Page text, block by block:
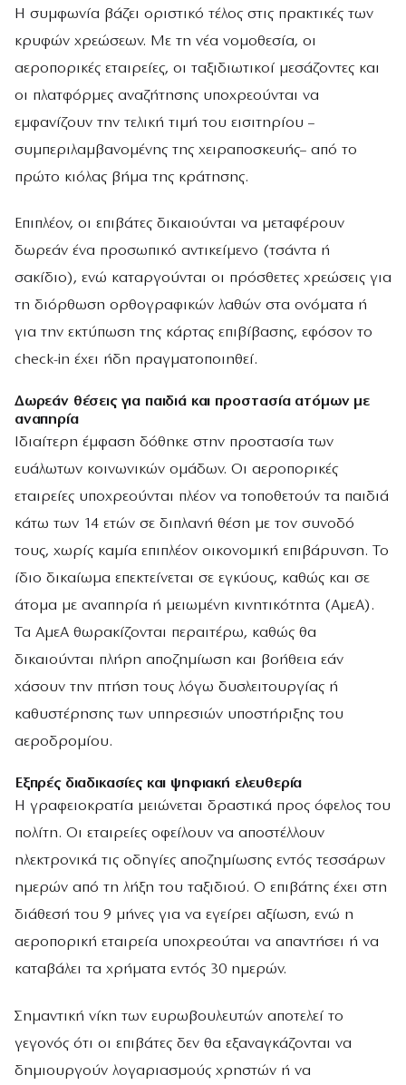
Η συμφωνία βάζει οριστικό τέλος στις πρακτικές των
κρυφών χρεώσεων. Με τη νέα νομοθεσία, οι
αεροπορικές εταιρείες, οι ταξιδιωτικοί μεσάζοντες και
οι πλατφόρμες αναζήτησης υποχρεούνται να
εμφανίζουν την τελική τιμή του εισιτηρίου –
συμπεριλαμβανομένης της χειραποσκευής– από το
πρώτο κιόλας βήμα της κράτησης.
Επιπλέον, οι επιβάτες δικαιούνται να μεταφέρουν
δωρεάν ένα προσωπικό αντικείμενο (τσάντα ή
σακίδιο), ενώ καταργούνται οι πρόσθετες χρεώσεις για
τη διόρθωση ορθογραφικών λαθών στα ονόματα ή
για την εκτύπωση της κάρτας επιβίβασης, εφόσον το
check-in έχει ήδη πραγματοποιηθεί.
Δωρεάν θέσεις για παιδιά και προστασία ατόμων με
αναπηρία
Ιδιαίτερη έμφαση δόθηκε στην προστασία των
ευάλωτων κοινωνικών ομάδων. Οι αεροπορικές
εταιρείες υποχρεούνται πλέον να τοποθετούν τα παιδιά
κάτω των 14 ετών σε διπλανή θέση με τον συνοδό
τους, χωρίς καμία επιπλέον οικονομική επιβάρυνση. Το
ίδιο δικαίωμα επεκτείνεται σε εγκύους, καθώς και σε
άτομα με αναπηρία ή μειωμένη κινητικότητα (ΑμεΑ).
Τα ΑμεΑ θωρακίζονται περαιτέρω, καθώς θα
δικαιούνται πλήρη αποζημίωση και βοήθεια εάν
χάσουν την πτήση τους λόγω δυσλειτουργίας ή
καθυστέρησης των υπηρεσιών υποστήριξης του
αεροδρομίου.
Εξπρές διαδικασίες και ψηφιακή ελευθερία
Η γραφειοκρατία μειώνεται δραστικά προς όφελος του
πολίτη. Οι εταιρείες οφείλουν να αποστέλλουν
ηλεκτρονικά τις οδηγίες αποζημίωσης εντός τεσσάρων
ημερών από τη λήξη του ταξιδιού. Ο επιβάτης έχει στη
διάθεσή του 9 μήνες για να εγείρει αξίωση, ενώ η
αεροπορική εταιρεία υποχρεούται να απαντήσει ή να
καταβάλει τα χρήματα εντός 30 ημερών.
Σημαντική νίκη των ευρωβουλευτών αποτελεί το
γεγονός ότι οι επιβάτες δεν θα εξαναγκάζονται να
δημιουργούν λογαριασμούς χρηστών ή να